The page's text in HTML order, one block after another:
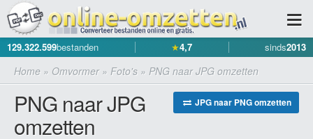
129.322.599bestanden ★4,7 sinds2013
Home » Omvormer» Foto's » PNG naar JPG omzetten
JPG naar PNG omzetten
PNG naar JPG
omzetten